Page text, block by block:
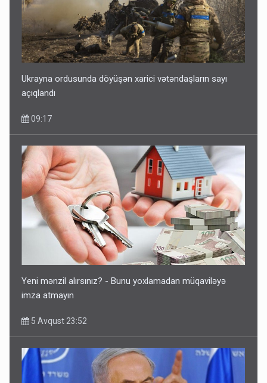
Ukrayna ordusunda döyüşən xarici vətəndaşların sayı
açıqlandı
09:17
Yeni mənzil alırsınız? - Bunu yoxlamadan müqaviləyə
imza atmayın
5 Avqust 23:52